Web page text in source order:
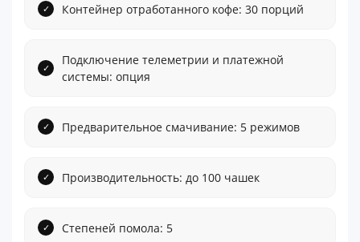
Контейнер отработанного кофе: 30 порций
Подключение телеметрии и платежной
системы: опция
Предварительное смачивание: 5 режимов
Производительность: до 100 чашек
Степеней помола: 5